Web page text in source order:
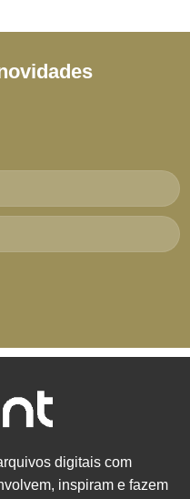
digitais com
inspiram e fazem